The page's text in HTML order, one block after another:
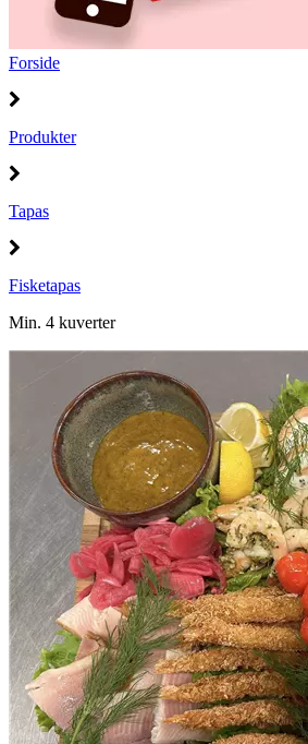
Forside
Produkter
Tapas
Fisketapas
Min. 4 kuverter